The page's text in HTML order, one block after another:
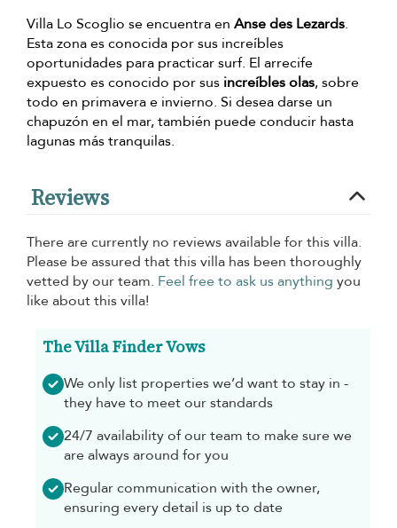
Villa Lo Scoglio se encuentra en Anse des Lezards.
Esta zona es conocida por sus increíbles
oportunidades para practicar surf. El arrecife
expuesto es conocido por sus increíbles olas, sobre
todo en primavera e invierno. Si desea darse un
chapuzón en el mar, también puede conducir hasta
lagunas más tranquilas.
Reviews
There are currently no reviews available for this villa.
Please be assured that this villa has been thoroughly
vetted by our team. Feel free to ask us anything you
like about this villa!
The Villa Finder Vows
We only list properties we’d want to stay in -
they have to meet our standards
24/7 availability of our team to make sure we
are always around for you
Regular communication with the owner,
ensuring every detail is up to date